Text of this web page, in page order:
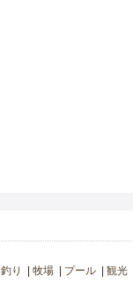
釣り 牧場 プール 観光